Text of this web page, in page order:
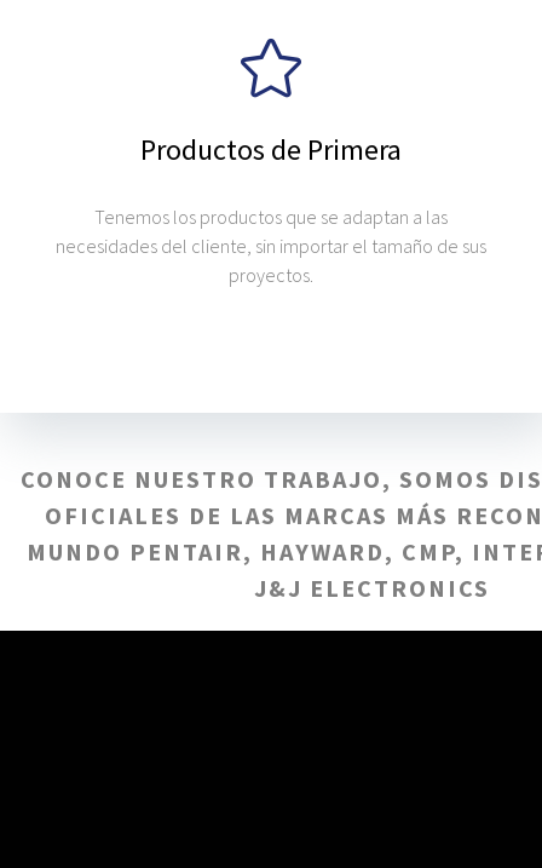
Productos de Primera
Tenemos los productos que se adaptan a las
necesidades del cliente, sin importar el tamaño de sus
proyectos.
CONOCE NUESTRO TRABAJO, SOMOS
OFICIALES DE LAS MARCAS MÁS
MUNDO PENTAIR, HAYWARD, CMP,
J&J ELECTRONICS